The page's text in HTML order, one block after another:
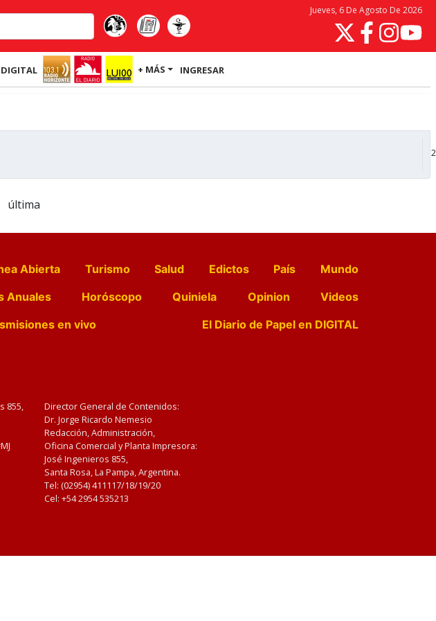
Jueves, 6 De Agosto De 2026
DIGITAL + MÁS INGRESAR
última
Abierta Turismo Salud Edictos País
Mundo
Anuales Horóscopo Quiniela Opinion
Videos
en vivo El Diario de Papel en DIGITAL
855,
Director General de Contenidos:
Dr. Jorge Ricardo Nemesio
Redacción, Administración,
Oficina Comercial y Planta Impresora:
José Ingenieros 855,
Santa Rosa, La Pampa, Argentina.
Tel: (02954) 411117/18/19/20
Cel: +54 2954 535213